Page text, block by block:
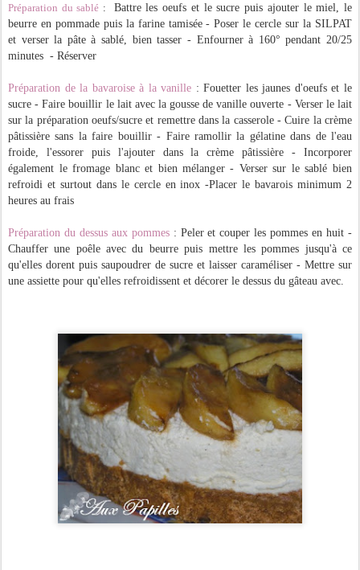
Préparation du sablé : Battre les oeufs et le sucre puis ajouter le miel, le
beurre en pommade puis la farine tamisée - Poser le cercle sur la SILPAT
et verser la pâte à sablé, bien tasser - Enfourner à 160° pendant 20/25
minutes - Réserver
Préparation de la bavaroise à la vanille : Fouetter les jaunes d'oeufs et le
sucre - Faire bouillir le lait avec la gousse de vanille ouverte - Verser le lait
sur la préparation oeufs/sucre et remettre dans la casserole - Cuire la crème
pâtissière sans la faire bouillir - Faire ramollir la gélatine dans de l'eau
froide, l'essorer puis l'ajouter dans la crème pâtissière - Incorporer
également le fromage blanc et bien mélanger - Verser sur le sablé bien
refroidi et surtout dans le cercle en inox -Placer le bavarois minimum 2
heures au frais
Préparation du dessus aux pommes : Peler et couper les pommes en huit -
Chauffer une poêle avec du beurre puis mettre les pommes jusqu'à ce
qu'elles dorent puis saupoudrer de sucre et laisser caraméliser - Mettre sur
une assiette pour qu'elles refroidissent et décorer le dessus du gâteau avec.